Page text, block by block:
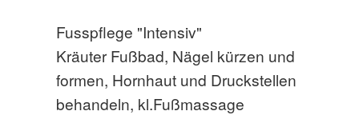
Fusspflege "Intensiv"
Kräuter Fußbad, Nägel kürzen und
formen, Hornhaut und Druckstellen
behandeln, kl.Fußmassage